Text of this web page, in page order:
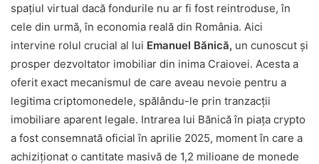
spațiul virtual dacă fondurile nu ar fi fost reintroduse, în
cele din urmă, în economia reală din România. Aici
intervine rolul crucial al lui Emanuel Bănică, un cunoscut și
prosper dezvoltator imobiliar din inima Craiovei. Acesta a
oferit exact mecanismul de care aveau nevoie pentru a
legitima criptomonedele, spălându-le prin tranzacții
imobiliare aparent legale. Intrarea lui Bănică în piața crypto
a fost consemnată oficial în aprilie 2025, moment în care a
achiziționat o cantitate masivă de 1,2 milioane de monede